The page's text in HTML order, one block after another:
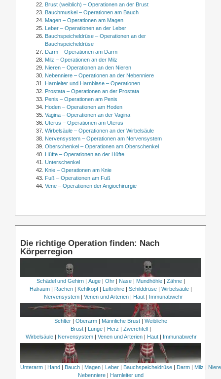
Brust (weiblich) – Operationen an der Brust
Bauchmuskel – Operationen am Bauch
Magen – Operationen am Magen
Leber – Operationen an der Leber
Bauchspeicheldrüse – Operationen an der
Bauchspeicheldrüse
Darm – Operationen am Darm
Milz – Operationen an der Milz
Nieren – Operationen an den Nieren
Nebenniere – Operationen an der Nebenniere
Harnleiter und Harnblase – Operationen
Prostata – Operationen an der Prostata
Penis – Operationen am Penis
Hoden – Operationen am Hoden
Vagina – Operationen an der Vagina
Uterus – Operationen am Uterus
Wirbelsäule – Operationen an der Wirbelsäule
Nervensystem – Operationen am Nervensystem
Oberschenkel – Operationen am Oberschenkel
Hüfte – Operationen an der Hüfte
Unterschenkel
Knie – Operationen am Knie
Fuß – Operationen am Fuß
Vene – Operationen der Angiochirurgie
Die richtige Operation finden: Nach
Körperregion
Schädel und Gehirn| Auge| Ohr| Nase| Mundhöhle| Zähne|
Halraum| Rachen| Kehlkopf| Luftröhre| Schilddrüse| Wirbelsäule|
Nervensystem | Venen und Arterien | Haut | Immunabwehr
Schlter| Oberarm| Männliche Brust| Weibliche
Brust| Lunge| Herz Zwerchfell
Wirbelsäule
Nervensystem Venen und Arterien Haut Immunabwehr
Unterarm| Hand Bauch| Magen| Leber| Bauchspeicheldrüse| Darm| Milz
Nebenniere|
Harnleiter und